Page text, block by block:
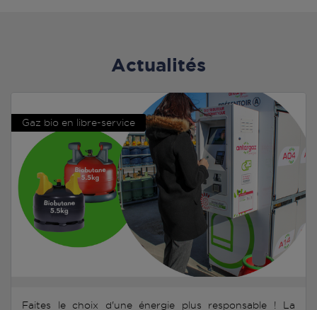
Actualités
Gaz bio en libre-service
Faites le choix d'une énergie plus responsable ! La